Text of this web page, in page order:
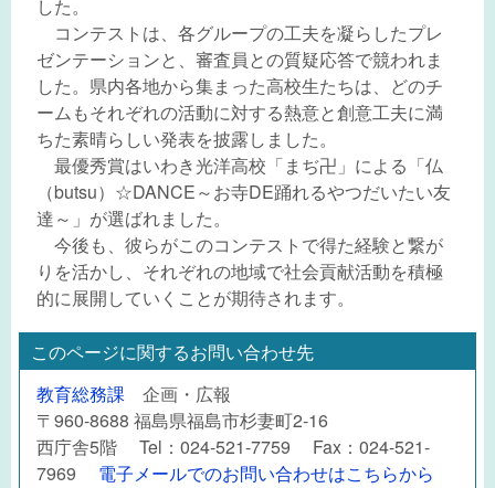
した。
コンテストは、各グループの工夫を凝らしたプレ
ゼンテーションと、審査員との質疑応答で競われま
した。県内各地から集まった高校生たちは、どのチ
ームもそれぞれの活動に対する熱意と創意工夫に満
ちた素晴らしい発表を披露しました。
最優秀賞はいわき光洋高校「まぢ卍」による「仏
（butsu）☆DANCE～お寺DE踊れるやつだいたい友
達～」が選ばれました。
今後も、彼らがこのコンテストで得た経験と繋が
りを活かし、それぞれの地域で社会貢献活動を積極
的に展開していくことが期待されます。
このページに関するお問い合わせ先
教育総務課 企画・広報
〒960-8688 福島県福島市杉妻町2-16
西庁舎5階 Tel：024-521-7759 Fax：024-521-
7969 電子メールでのお問い合わせはこちらから